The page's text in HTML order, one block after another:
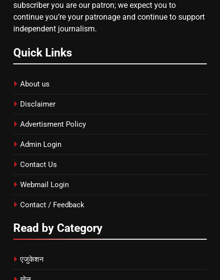
subscriber you are our patron; we expect you to
continue you’re your patronage and continue to support
independent journalism.
Quick Links
About us
Disclaimer
Advertisment Policy
Admin Login
Contact Us
Webmail Login
Contact / Feedback
Read by Category
एजुकेशन